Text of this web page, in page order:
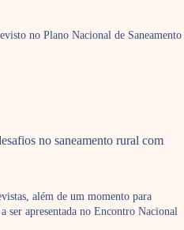
no Plano Nacional de Saneamento
no saneamento rural com
além de um momento para
ser apresentada no Encontro Nacional